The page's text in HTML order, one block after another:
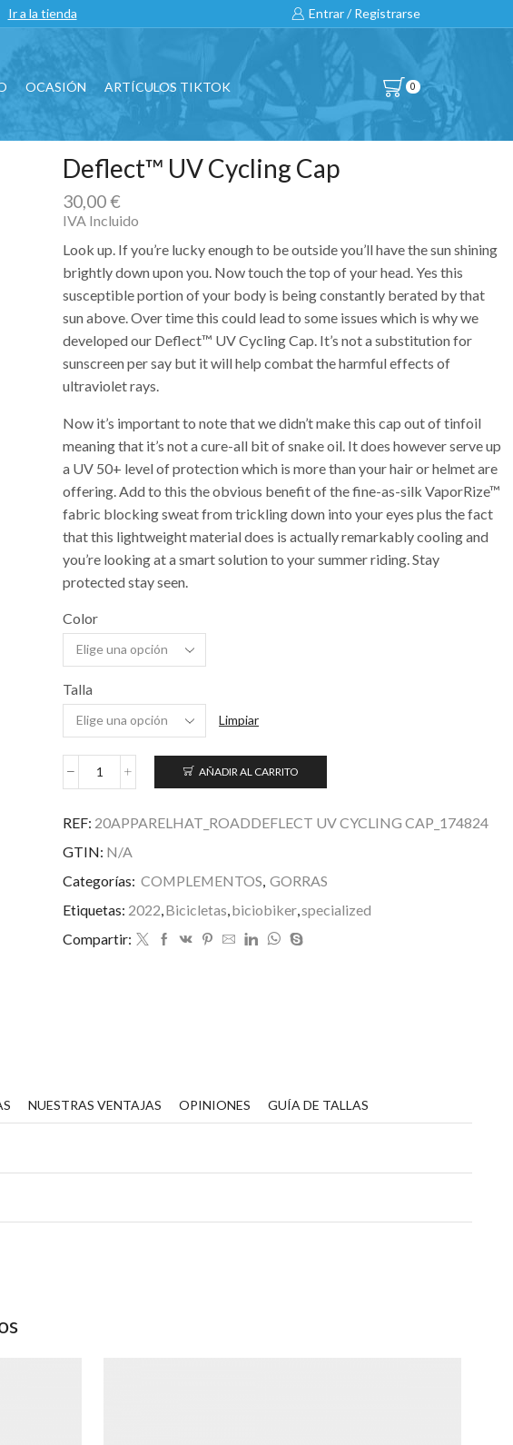
Ir a la tienda Entrar / Registrarse
OCASIÓN ARTÍCULOS TIKTOK 0
Deflect™ UV Cycling Cap
30,00€
IVA Incluido
Look up. If you’re lucky enough to be outside you’ll have the sun shining
brightly down upon you. Now touch the top of your head. Yes this
susceptible portion of your body is being constantly berated by that
sun above. Over time this could lead to some issues which is why we
developed our Deflect™ UV Cycling Cap. It’s not a substitution for
sunscreen per say but it will help combat the harmful effects of
ultraviolet rays.
Now it’s important to note that we didn’t make this cap out of tinfoil
meaning that it’s not a cure-all bit of snake oil. It does however serve up
a UV 50+ level of protection which is more than your hair or helmet are
offering. Add to this the obvious benefit of the fine-as-silk VaporRize™
fabric blocking sweat from trickling down into your eyes plus the fact
that this lightweight material does is actually remarkably cooling and
you’re looking at a smart solution to your summer riding. Stay
protected stay seen.
Color
Talla
Limpiar
Deflect™
Cycling
Cap
cantidad
AÑADIR AL CARRITO
REF: 20APPARELHAT_ROADDEFLECT UV CYCLING CAP_174824
GTIN: N/A
Categorías: COMPLEMENTOS, GORRAS
Etiquetas: 2022,Bicicletas,biciobiker,specialized
Compartir:
NUESTRAS VENTAJAS OPINIONES GUÍA DE TALLAS